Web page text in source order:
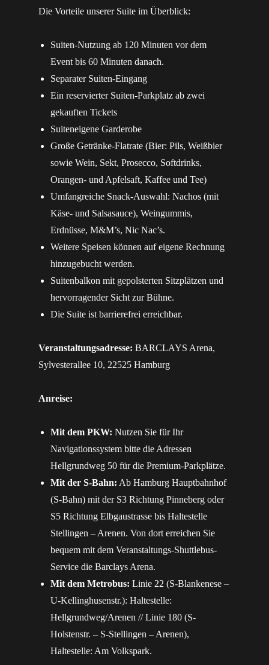
Die Vorteile unserer Suite im Überblick:
Suiten-Nutzung ab 120 Minuten vor dem
Event bis 60 Minuten danach.
Separater Suiten-Eingang
Ein reservierter Suiten-Parkplatz ab zwei
gekauften Tickets
Suiteneigene Garderobe
Große Getränke-Flatrate (Bier: Pils, Weißbier
sowie Wein, Sekt, Prosecco, Softdrinks,
Orangen- und Apfelsaft, Kaffee und Tee)
Umfangreiche Snack-Auswahl: Nachos (mit
Käse- und Salsasauce), Weingummis,
Erdnüsse, M&M’s, Nic Nac’s.
Weitere Speisen können auf eigene Rechnung
hinzugebucht werden.
Suitenbalkon mit gepolsterten Sitzplätzen und
hervorragender Sicht zur Bühne.
Die Suite ist barrierefrei erreichbar.
Veranstaltungsadresse: BARCLAYS Arena,
Sylvesterallee 10, 22525 Hamburg
Anreise:
Mit dem PKW: Nutzen Sie für Ihr
Navigationssystem bitte die Adressen
Hellgrundweg 50 für die Premium-Parkplätze.
Mit der S-Bahn: Ab Hamburg Hauptbahnhof
(S-Bahn) mit der S3 Richtung Pinneberg oder
S5 Richtung Elbgaustrasse bis Haltestelle
Stellingen – Arenen. Von dort erreichen Sie
bequem mit dem Veranstaltungs-Shuttlebus-
Service die Barclays Arena.
Mit dem Metrobus: Linie 22 (S-Blankenese –
U-Kellinghusenstr.): Haltestelle:
Hellgrundweg/Arenen // Linie 180 (S-
Holstenstr. – S-Stellingen – Arenen),
Haltestelle: Am Volkspark.